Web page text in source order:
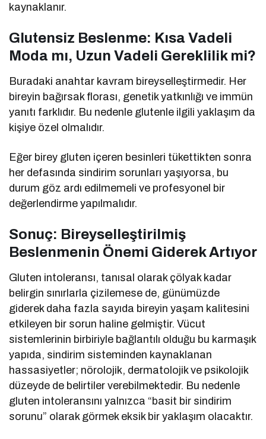
kaynaklanır.
Glutensiz Beslenme: Kısa Vadeli
Moda mı, Uzun Vadeli Gereklilik mi?
Buradaki anahtar kavram bireyselleştirmedir. Her
bireyin bağırsak florası, genetik yatkınlığı ve immün
yanıtı farklıdır. Bu nedenle glutenle ilgili yaklaşım da
kişiye özel olmalıdır.
Eğer birey gluten içeren besinleri tükettikten sonra
her defasında sindirim sorunları yaşıyorsa, bu
durum göz ardı edilmemeli ve profesyonel bir
değerlendirme yapılmalıdır.
Sonuç: Bireyselleştirilmiş
Beslenmenin Önemi Giderek Artıyor
Gluten intoleransı, tanısal olarak çölyak kadar
belirgin sınırlarla çizilemese de, günümüzde
giderek daha fazla sayıda bireyin yaşam kalitesini
etkileyen bir sorun haline gelmiştir. Vücut
sistemlerinin birbiriyle bağlantılı olduğu bu karmaşık
yapıda, sindirim sisteminden kaynaklanan
hassasiyetler; nörolojik, dermatolojik ve psikolojik
düzeyde de belirtiler verebilmektedir. Bu nedenle
gluten intoleransını yalnızca “basit bir sindirim
sorunu” olarak görmek eksik bir yaklaşım olacaktır.